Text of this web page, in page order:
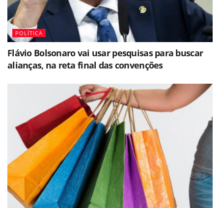
POLÍTICA
Flávio Bolsonaro vai usar pesquisas para buscar
alianças, na reta final das convenções